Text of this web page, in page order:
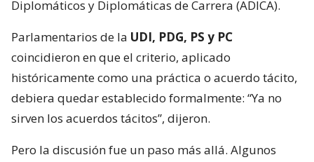
Diplomáticos y Diplomáticas de Carrera (ADICA).
Parlamentarios de la UDI, PDG, PS y PC
coincidieron en que el criterio, aplicado
históricamente como una práctica o acuerdo tácito,
debiera quedar establecido formalmente: “Ya no
sirven los acuerdos tácitos”, dijeron.
Pero la discusión fue un paso más allá. Algunos